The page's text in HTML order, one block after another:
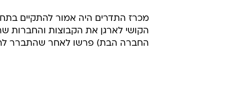
הקושי לארגן את הקבוצות והחברות
החברה הבת) פרשו לאחר שהתברר